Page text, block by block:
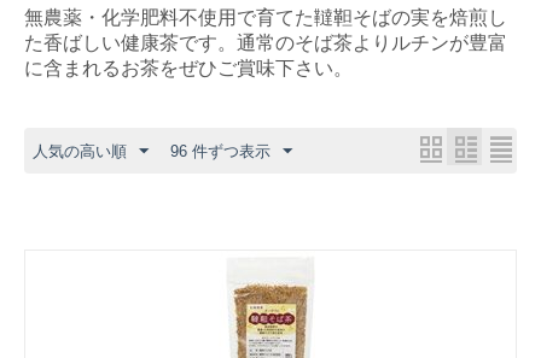
無農薬・化学肥料不使用で育てた韃靼そばの実を焙煎し
た香ばしい健康茶です。通常のそば茶よりルチンが豊富
に含まれるお茶をぜひご賞味下さい。
人気の高い順 96 件ずつ表示